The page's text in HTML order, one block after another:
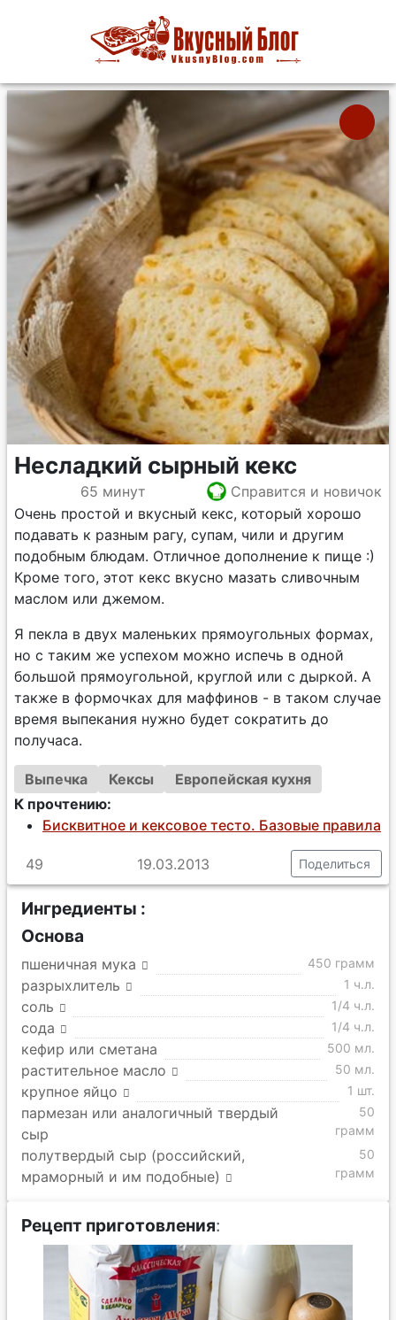
Несладкий сырный кекс
65 минут
Справится и новичок
Очень простой и вкусный кекс, который хорошо
подавать к разным рагу, супам, чили и другим
подобным блюдам. Отличное дополнение к пище :)
Кроме того, этот кекс вкусно мазать сливочным
маслом или джемом.
Я пекла в двух маленьких прямоугольных формах,
но с таким же успехом можно испечь в одной
большой прямоугольной, круглой или с дыркой. А
также в формочках для маффинов - в таком случае
время выпекания нужно будет сократить до
получаса.
Выпечка Кексы
Европейская кухня
К прочтению:
Бисквитное и кексовое тесто. Базовые правила
49 19.03.2013 Поделиться
Ингредиенты :
Основа
пшеничная мука 450 грамм
разрыхлитель 1 ч.л.
соль 1/4 ч.л.
сода 1/4 ч.л.
кефир или сметана 500 мл.
растительное масло 50 мл.
крупное яйцо 1 шт.
пармезан или аналогичный твердый
сыр
50
грамм
полутвердый сыр (российский,
мраморный и им подобные)
50
грамм
Рецепт приготовления: